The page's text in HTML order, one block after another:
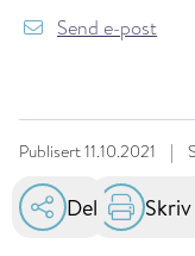
Send e-post
Publisert11.10.2021 |
Del Skriv